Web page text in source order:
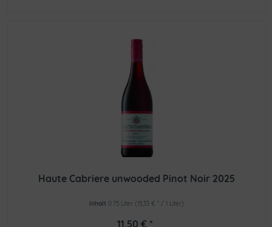
Haute Cabriere unwooded Pinot Noir 2025
Inhalt 0.75 Liter (15,33 € * / 1 Liter)
11,50 € *